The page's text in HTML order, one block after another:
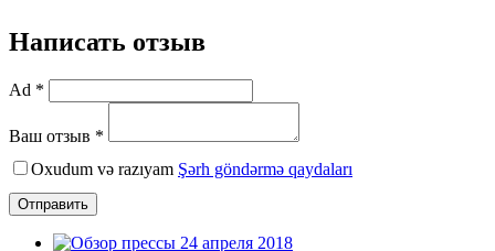
Написать отзыв
Ad *
Ваш отзыв *
Oxudum və razıyam Şərh göndərmə qaydaları
Отправить